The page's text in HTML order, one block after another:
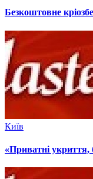
Безкоштовне
Київ
«Приватні укриття,